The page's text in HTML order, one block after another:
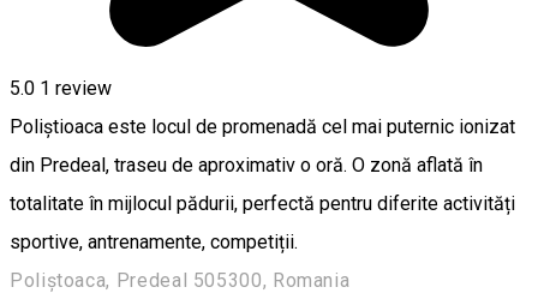
5.0 1 review
Poliștioaca este locul de promenadă cel mai puternic ionizat
din Predeal, traseu de aproximativ o oră. O zonă aflată în
totalitate în mijlocul pădurii, perfectă pentru diferite activități
sportive, antrenamente, competiții.
Poliștoaca, Predeal 505300, Romania